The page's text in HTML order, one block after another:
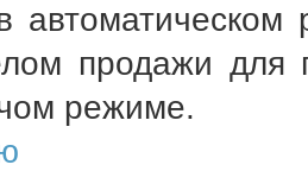
продажи для
режиме.